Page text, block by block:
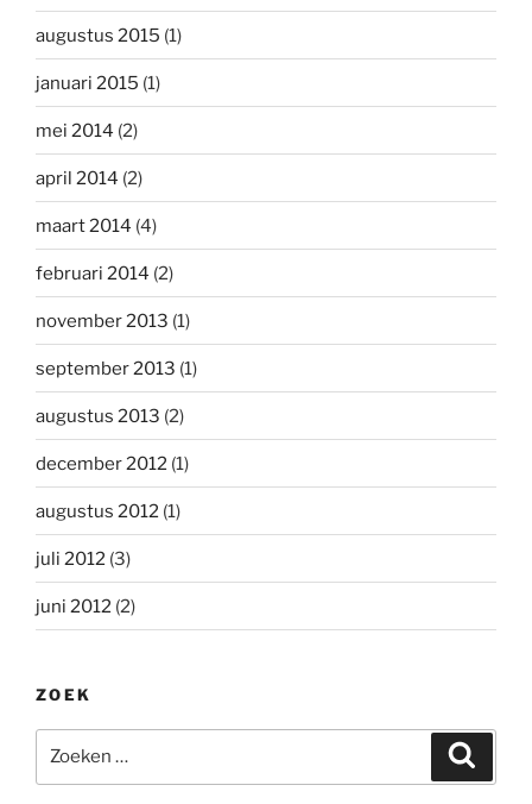
augustus 2015 (1)
januari 2015 (1)
mei 2014 (2)
april 2014 (2)
maart 2014 (4)
februari 2014 (2)
november 2013 (1)
september 2013 (1)
augustus 2013 (2)
december 2012 (1)
augustus 2012 (1)
juli 2012 (3)
juni 2012 (2)
ZOEK
naar: